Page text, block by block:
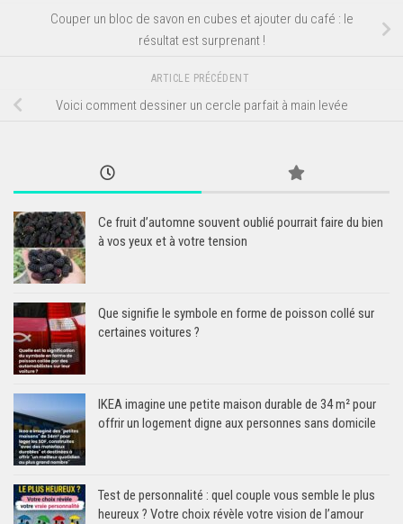
Couper un bloc de savon en cubes et ajouter du café : le
résultat est surprenant !
ARTICLE PRÉCÉDENT
Voici comment dessiner un cercle parfait à main levée
Ce fruit d’automne souvent oublié pourrait faire du bien
à vos yeux et à votre tension
Que signifie le symbole en forme de poisson collé sur
certaines voitures ?
IKEA imagine une petite maison durable de 34 m² pour
offrir un logement digne aux personnes sans domicile
Test de personnalité : quel couple vous semble le plus
heureux ? Votre choix révèle votre vision de l’amour